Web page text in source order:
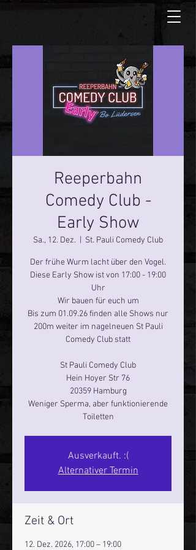
Reeperbahn
Comedy Club -
Early Show
Sa., 12. Dez. St. Pauli Comedy Club
Der frühe Wurm lacht über den Vogel.
Diese Early Show ist von 17:00 - 19:00
Uhr
Wir bauen für euch um
Bis zum 01.09.26 finden alle Shows nur
200m weiter im nagelneuen St Pauli
Comedy Club statt
St Pauli Comedy Club
Hein Hoyer Str 76
20359 Hamburg
Weniger Sperma, aber funktionierende
Toiletten
Ausverkauft. :(
Alternativer Termin
Zeit & Ort
12. Dez. 2026, 17:00 – 19:00